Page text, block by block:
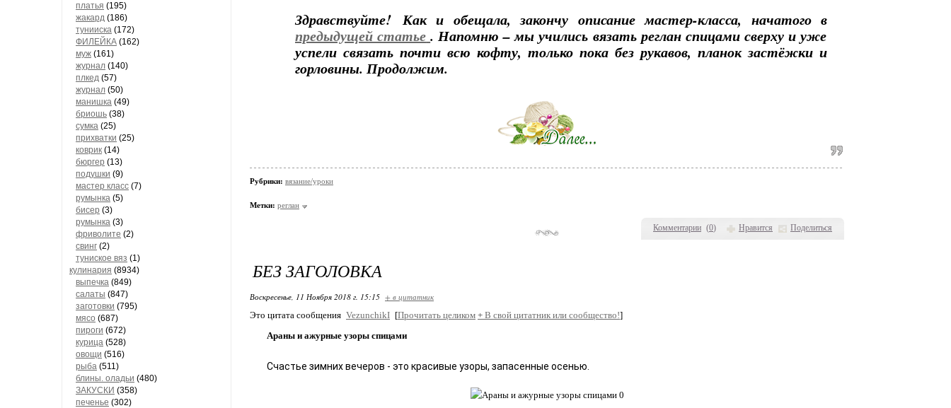
платья (195)
жакард (186)
тунииска (172)
ФИЛЕЙКА (162)
муж (161)
журнал (140)
плкед (57)
журнал (50)
манишка (49)
бриошь (38)
сумка (25)
прихватки (25)
коврик (14)
бюргер (13)
подушки (9)
мастер класс (7)
румынка (5)
бисер (3)
румынка (3)
фриволите (2)
свинг (2)
туниское вяз (1)
кулинария (8934)
выпечка (849)
салаты (847)
заготовки (795)
мясо (687)
пироги (672)
курица (528)
овощи (516)
рыба (511)
блины. оладьи (480)
ЗАКУСКИ (358)
печенье (302)
Комментарии (0) Нравится Поделиться
Здравствуйте! Как и обещала, закончу описание мастер-класса, начатого в
предыдущей статье . Напомню – мы учились вязать реглан спицами сверху и уже
успели связать почти всю кофту, только пока без рукавов, планок застёжки и
горловины. Продолжим.
Рубрики: вязание/уроки
Метки: реглан
БЕЗ ЗАГОЛОВКА
Воскресенье, 11 Ноября 2018 г. 15:15 + в цитатник
Это цитата сообщения VezunchikI [Прочитать целиком + В свой цитатник или сообщество!]
Араны и ажурные узоры спицами
Счастье зимних вечеров - это красивые узоры, запасенные осенью.